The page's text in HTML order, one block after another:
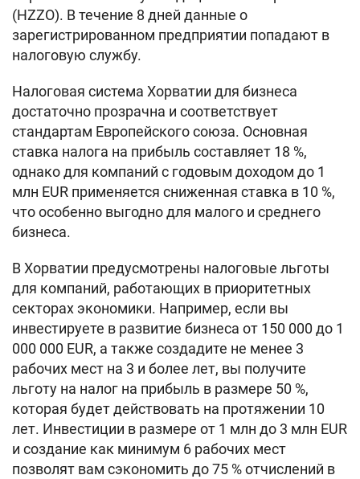
(HZZO). В течение 8 дней данные о
зарегистрированном предприятии попадают в
налоговую службу.
Налоговая система Хорватии для бизнеса
достаточно прозрачна и соответствует
стандартам Европейского союза. Основная
ставка налога на прибыль составляет 18 %,
однако для компаний с годовым доходом до 1
млн EUR применяется сниженная ставка в 10 %,
что особенно выгодно для малого и среднего
бизнеса.
В Хорватии предусмотрены налоговые льготы
для компаний, работающих в приоритетных
секторах экономики. Например, если вы
инвестируете в развитие бизнеса от 150 000 до 1
000 000 EUR, а также создадите не менее 3
рабочих мест на 3 и более лет, вы получите
льготу на налог на прибыль в размере 50 %,
которая будет действовать на протяжении 10
лет. Инвестиции в размере от 1 млн до 3 млн EUR
и создание как минимум 6 рабочих мест
позволят вам сэкономить до 75 % отчислений в